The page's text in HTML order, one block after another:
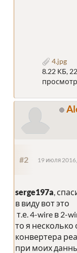
4.jpg
8.22 КБ,
#2 19 июля
serge197a ,
в виду вот это
т.е. 4-wire в 2-
то я
конвертера
при моих